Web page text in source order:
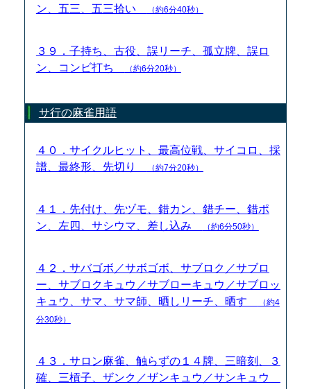
ン、五三、五三拾い
（約6分40秒）
３９．子持ち、古役、誤リーチ、孤立牌、誤ロ
ン、コンビ打ち
（約6分20秒）
サ行の麻雀用語
４０．サイクルヒット、最高位戦、サイコロ、採
譜、最終形、先切り
（約7分20秒）
４１．先付け、先ヅモ、錯カン、錯チー、錯ポ
ン、左四、サシウマ、差し込み
（約6分50秒）
４２．サバゴボ／サボゴボ、サブロク／サブロ
ー、サブロクキュウ／サブローキュウ／サブロッ
キュウ、サマ、サマ師、晒しリーチ、晒す
（約4
分30秒）
４３．サロン麻雀、触らずの１４牌、三暗刻、３
確、三槓子、ザンク／ザンキュウ／サンキュウ